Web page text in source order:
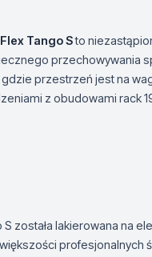
Tango Sto
przechowywania
przestrzeń jest na
z obudowami rack
została lakierowana na
profesjonalnych